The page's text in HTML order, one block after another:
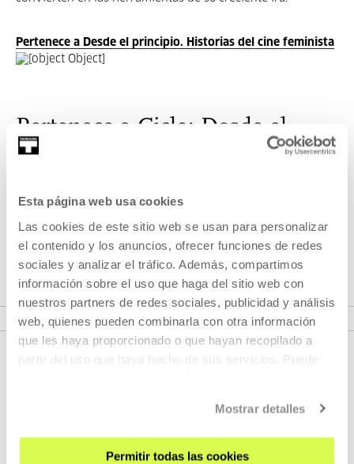
Esta página web usa cookies
Las cookies de este sitio web se usan para personalizar
el contenido y los anuncios, ofrecer funciones de redes
sociales y analizar el tráfico. Además, compartimos
información sobre el uso que haga del sitio web con
nuestros partners de redes sociales, publicidad y análisis
web, quienes pueden combinarla con otra información
que les haya proporcionado o que hayan recopilado a
partir del uso que haya hecho de sus servicios. Puede
Mostrar detalles
Permitir todas las cookies
Pertenece a Desde el principio. Historias del cine feminista
Pertenece a Ciclo: Desde el
principio. Historias del cine
Todas las historias tienen un principio. Pero no hay una
única historia. Al narrarlas, las historias se crean palabra a
palabra. Película a película en el caso de la historia del cine.
VER CICLO